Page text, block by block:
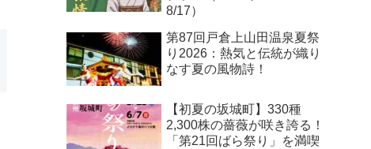
8/17）
第87回戸倉上山田温泉夏祭
り2026：熱気と伝統が織り
なす夏の風物詩！
【初夏の坂城町】330種
2,300株の薔薇が咲き誇る！
「第21回ばら祭り」を満喫